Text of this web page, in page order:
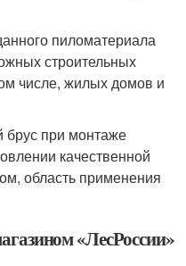
пиломатериала
строительных
числе, жилых домов и
брус при монтаже
качественной
область применения
«ЛесРоссии»